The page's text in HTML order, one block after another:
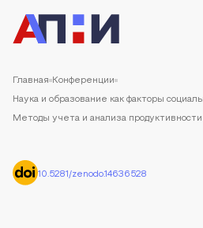
Главная Конференции
Наука и образование как факторы
Методы учета и анализа
10.5281/zenodo.14636528